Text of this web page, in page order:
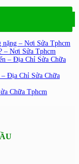
nặng – Nơi Sửa Tphcm
– Nơi Sửa Tphcm
– Địa Chỉ Sửa Chữa
Địa Chỉ Sửa Chữa
Chữa Tphcm